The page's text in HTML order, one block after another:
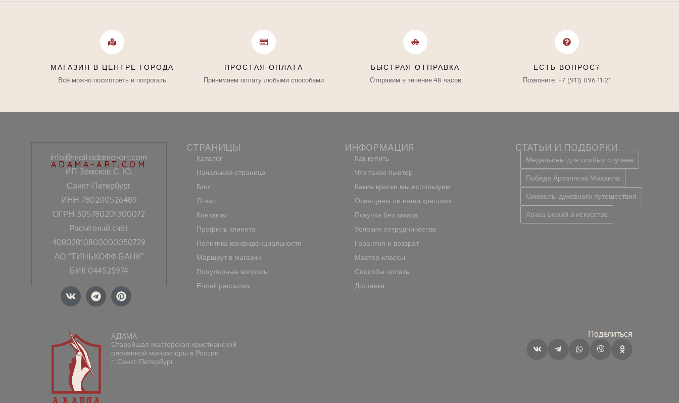
МАГАЗИН В ЦЕНТРЕ ГОРОДА
Всё можно посмотреть и потрогать
ПРОСТАЯ ОПЛАТА
Принимаем оплату любыми способами
БЫСТРАЯ ОТПРАВКА
Отправим в течение 48 часов
ЕСТЬ ВОПРОС?
Позвоните: +7 (911) 096-11-21
info@mail.adama-art.com
ADAMA-ART.COM
ИП Земсков С. Ю.
Санкт-Петербург
ИНН 780200526489
ОГРН 305780201300072
Расчётный счёт
40802810800000050729
АО “ТИНЬКОФФ БАНК”
БИК 044525974
V
k
T
e
l
a
P
i
n
e
r
e
s
СТРАНИЦЫ
Каталог
Начальная страница
Блог
О нас
Контакты
Профиль клиента
Политика конфиденциальности
Маршрут в магазин
Популярные вопросы
E-mail рассылка
ИНФОРМАЦИЯ
Как купить
Что такое пьютер
Какие краски мы используем
Освящены ли наши крестики
Покупка без заказа
Условия сотрудничества
Гарантия и возврат
Мастер-классы
Способы оплаты
Доставка
СТАТЬИ И ПОДБОРКИ
Медальоны для особых случаев
Победа Архангела Михаила
Символы духовного путешествия
Агнец Божий в искусстве
АДАМА
Старейшая мастерская христианской
оловянной миниатюры в России
г. Санкт-Петербург
Поделиться